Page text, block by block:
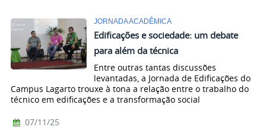
JORNADA ACADÊMICA
Edificações e sociedade: um debate
para além da técnica
Entre outras tantas discussões
levantadas, a Jornada de Edificações do
Campus Lagarto trouxe à tona a relação entre o trabalho do
técnico em edificações e a transformação social
07/11/25